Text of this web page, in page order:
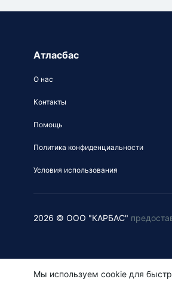
Мы используем cookie для
Атласбас
О нас
Контакты
Помощь
Политика конфиденциальности
Условия использования
2026 © ООО "КАРБАС"